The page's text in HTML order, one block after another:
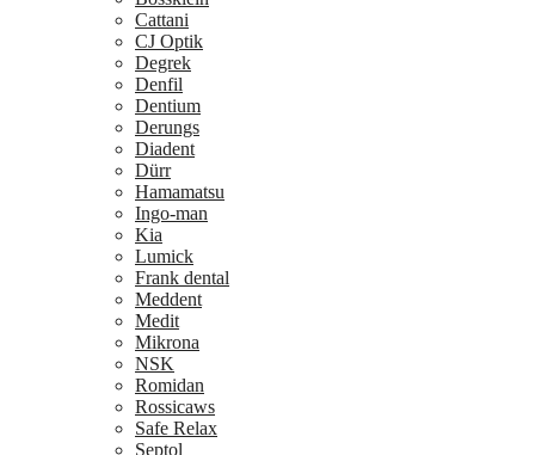
Cattani
CJ Optik
Degrek
Denfil
Dentium
Derungs
Diadent
Dürr
Hamamatsu
Ingo-man
Kia
Lumick
Frank dental
Meddent
Medit
Mikrona
NSK
Romidan
Rossicaws
Safe Relax
Septol